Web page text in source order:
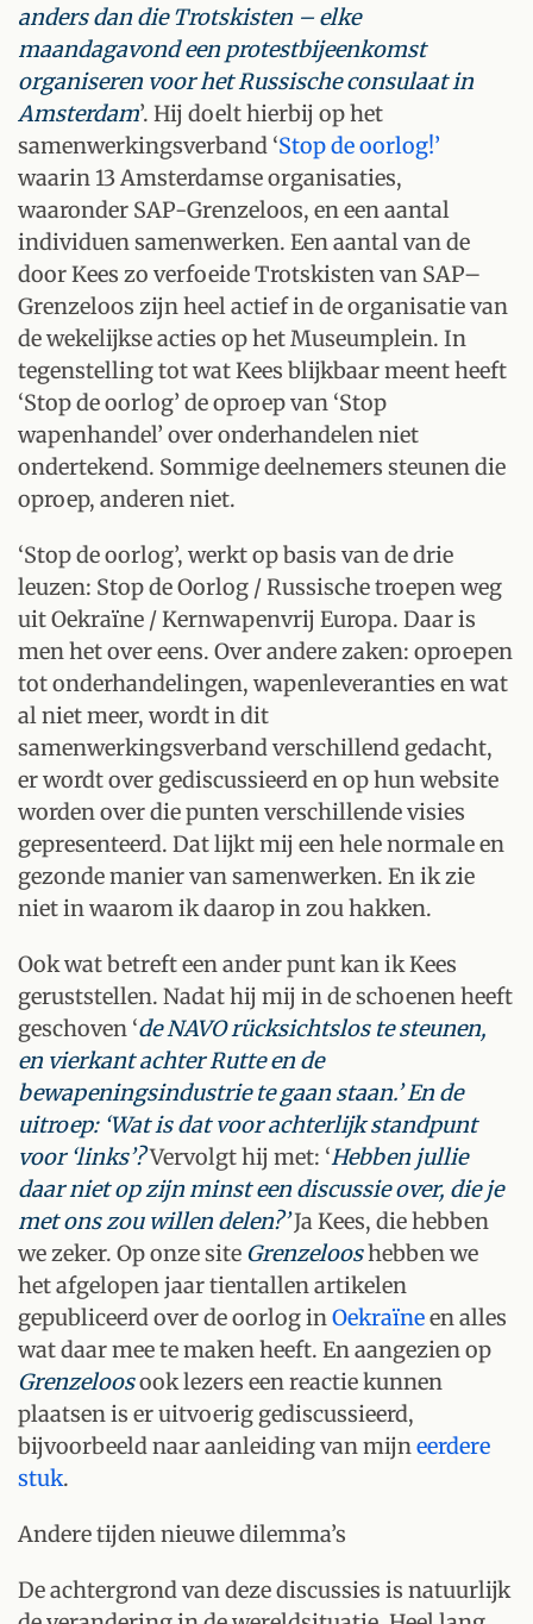
anders dan die Trotskisten – elke
maandagavond een protestbijeenkomst
organiseren voor het Russische consulaat in
Amsterdam’. Hij doelt hierbij op het
samenwerkingsverband ‘Stop de oorlog!’
waarin 13 Amsterdamse organisaties,
waaronder SAP-Grenzeloos, en een aantal
individuen samenwerken. Een aantal van de
door Kees zo verfoeide Trotskisten van SAP–
Grenzeloos zijn heel actief in de organisatie van
de wekelijkse acties op het Museumplein. In
tegenstelling tot wat Kees blijkbaar meent heeft
‘Stop de oorlog’ de oproep van ‘Stop
wapenhandel’ over onderhandelen niet
ondertekend. Sommige deelnemers steunen die
oproep, anderen niet.
‘Stop de oorlog’, werkt op basis van de drie
leuzen: Stop de Oorlog / Russische troepen weg
uit Oekraïne / Kernwapenvrij Europa. Daar is
men het over eens. Over andere zaken: oproepen
tot onderhandelingen, wapenleveranties en wat
al niet meer, wordt in dit
samenwerkingsverband verschillend gedacht,
er wordt over gediscussieerd en op hun website
worden over die punten verschillende visies
gepresenteerd. Dat lijkt mij een hele normale en
gezonde manier van samenwerken. En ik zie
niet in waarom ik daarop in zou hakken.
Ook wat betreft een ander punt kan ik Kees
geruststellen. Nadat hij mij in de schoenen heeft
geschoven ‘de NAVO rücksichtslos te steunen,
en vierkant achter Rutte en de
bewapeningsindustrie te gaan staan.’ En de
uitroep: ‘Wat is dat voor achterlijk standpunt
voor ‘links’?Vervolgt hij met: ‘Hebben jullie
daar niet op zijn minst een discussie over, die je
met ons zou willen delen?’Ja Kees, die hebben
we zeker. Op onze site Grenzelooshebben we
het afgelopen jaar tientallen artikelen
gepubliceerd over de oorlog inOekraïneen alles
wat daar mee te maken heeft. En aangezien op
Grenzeloosook lezers een reactie kunnen
plaatsen is er uitvoerig gediscussieerd,
bijvoorbeeld naar aanleiding van mijneerdere
stuk.
Andere tijden nieuwe dilemma’s
De achtergrond van deze discussies is natuurlijk